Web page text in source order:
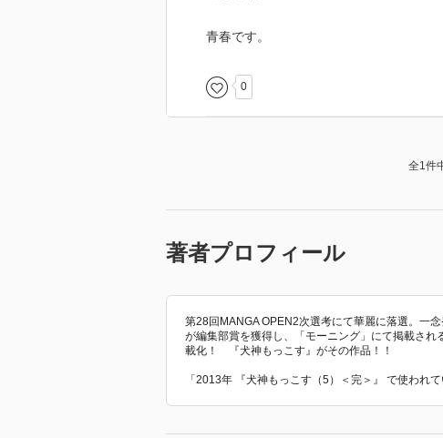
青春です。
0
全1件
著者プロフィール
第28回MANGA OPEN2次選考にて華麗に落選。一
が編集部賞を獲得し、「モーニング」にて掲載さ
載化！ 『犬神もっこす』がその作品！！
「2013年 『犬神もっこす（5）＜完＞』 で使われ